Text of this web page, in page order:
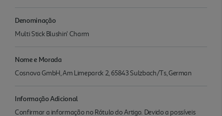
Denominação
Multi Stick Blushin' Charm
Nome e Morada
Cosnova GmbH, Am Limeparck 2, 65843 Sulzbach/Ts, German
Informação Adicional
Confirmar a informação no Rótulo do Artigo. Devido a possíveis